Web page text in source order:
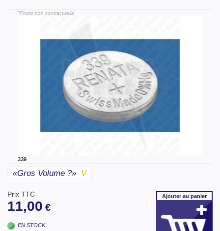
"Photo non contractuelle"
339
«gros Volume ?» V
Prix TTC
11,00 €
EN STOCK
Ajouterau panier